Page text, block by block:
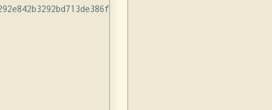
po/ja.po